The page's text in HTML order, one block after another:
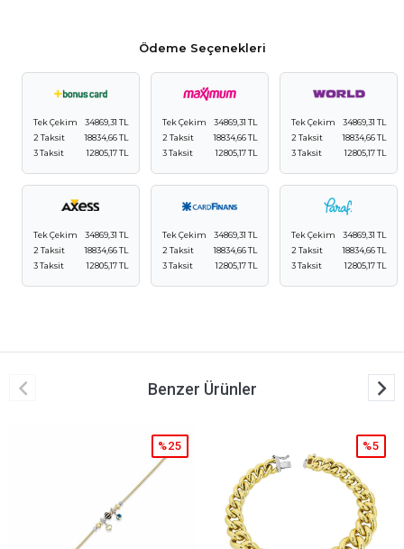
Ödeme Seçenekleri
Tek Çekim
34869,31 TL
2 Taksit
18834,66 TL
3 Taksit
12805,17 TL
Tek Çekim
34869,31 TL
2 Taksit
18834,66 TL
3 Taksit
12805,17 TL
Tek Çekim
34869,31 TL
2 Taksit
18834,66 TL
3 Taksit
12805,17 TL
Tek Çekim
34869,31 TL
2 Taksit
18834,66 TL
3 Taksit
12805,17 TL
Tek Çekim
34869,31 TL
2 Taksit
18834,66 TL
3 Taksit
12805,17 TL
Tek Çekim
34869,31 TL
2 Taksit
18834,66 TL
3 Taksit
12805,17 TL
Benzer Ürünler
%25 %5